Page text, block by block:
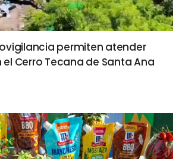
permiten atender
Cerro Tecana de Santa Ana